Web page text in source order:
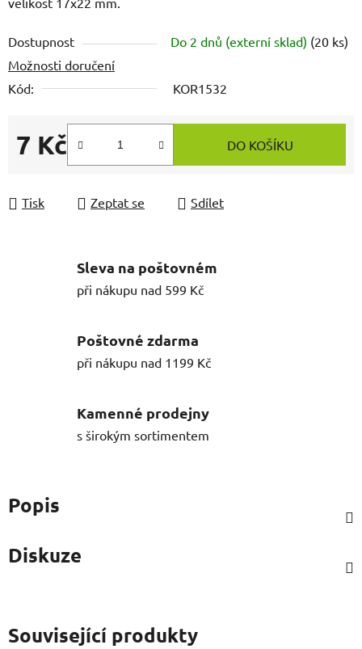
Dostupnost Do 2 dnů (externí sklad) (20 ks)
Možnosti doručení
Kód:
KOR1532
7 Kč
Měrná cena:
DO KOŠÍKU
Tisk Zeptat se Sdílet
Sleva na poštovném
při nákupu nad 599 Kč
Poštovné zdarma
při nákupu nad 1199 Kč
Kamenné prodejny
s širokým sortimentem
Popis
Diskuze
Související produkty